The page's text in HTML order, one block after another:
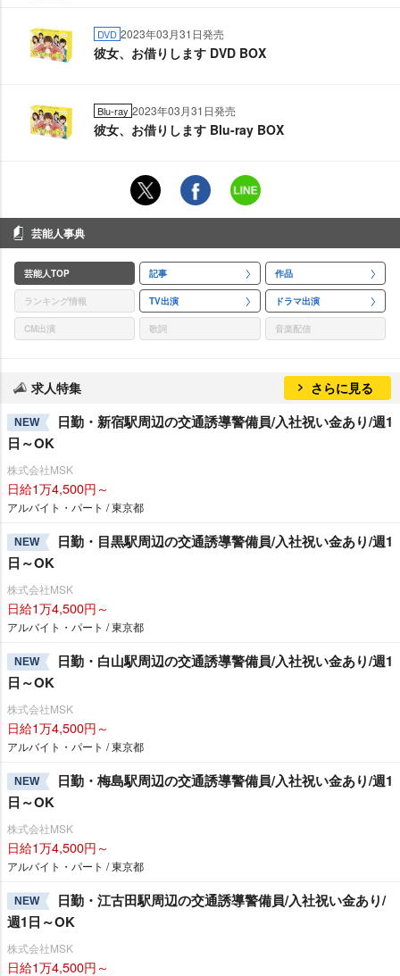
DVD 2023年03月31日発売
彼女、お借りします DVD BOX
Blu-ray 2023年03月31日発売
彼女、お借りします Blu-ray BOX
芸能人事典
芸能人TOP 記事 作品
ランキング情報 TV出演 ドラマ出演
CM出演 歌詞 音楽配信
求人特集 さらに見る
NEW
日勤・新宿駅周辺の交通誘導警備員/入社祝い金あり/週1
日～OK
株式会社MSK
日給1万4,500円～
アルバイト・パート / 東京都
NEW
日勤・目黒駅周辺の交通誘導警備員/入社祝い金あり/週1
日～OK
株式会社MSK
日給1万4,500円～
アルバイト・パート / 東京都
NEW
日勤・白山駅周辺の交通誘導警備員/入社祝い金あり/週1
日～OK
株式会社MSK
日給1万4,500円～
アルバイト・パート / 東京都
NEW
日勤・梅島駅周辺の交通誘導警備員/入社祝い金あり/週1
日～OK
株式会社MSK
日給1万4,500円～
アルバイト・パート / 東京都
NEW
日勤・江古田駅周辺の交通誘導警備員/入社祝い金あり/
週1日～OK
株式会社MSK
日給1万4,500円～